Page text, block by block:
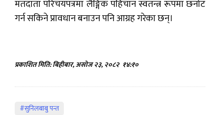
मतदाता परिचयपत्रमा लैङ्गिक पहिचान स्वतन्त्र रूपमा छनोट
गर्न सकिने प्रावधान बनाउन पनि आग्रह गरेका छन्।
प्रकाशित मिति: बिहीबार, असोज २३, २०८२ १४:१०
#सुनिलबाबु पन्त